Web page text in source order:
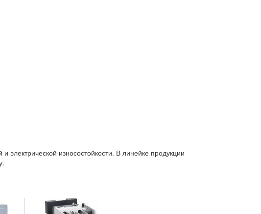
износостойкости. В линейке продукции